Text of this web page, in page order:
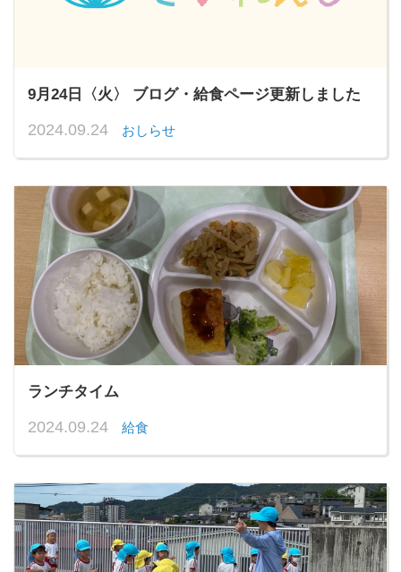
9月24日〈火〉 ブログ・給食ページ更新しました
2024.09.24 おしらせ
ランチタイム
2024.09.24 給食